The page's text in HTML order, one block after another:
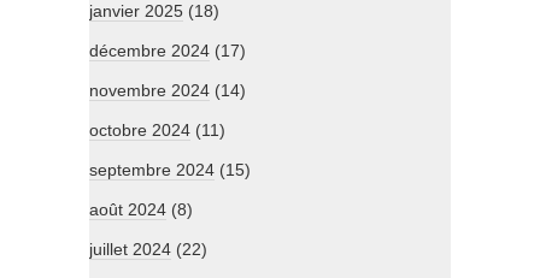
janvier 2025 (18)
décembre 2024 (17)
novembre 2024 (14)
octobre 2024 (11)
septembre 2024 (15)
août 2024 (8)
juillet 2024 (22)